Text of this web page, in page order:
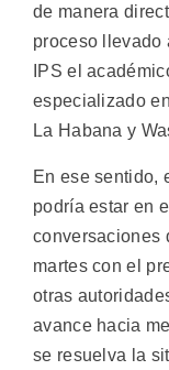
de manera
proceso llevado
IPS el
especializado
La Habana y
En ese sentido,
podría estar en
conversaciones
martes con el
otras
avance hacia
se resuelva la